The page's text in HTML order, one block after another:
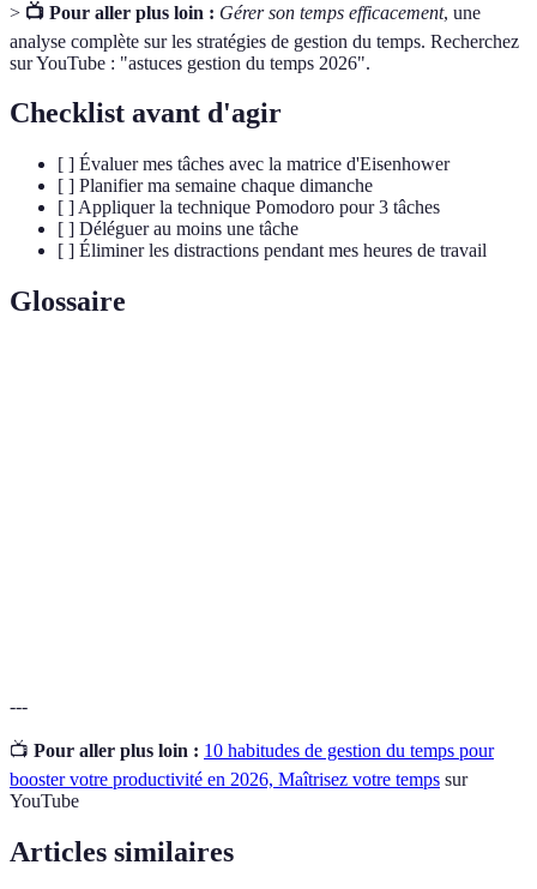
> 📺 Pour aller plus loin : Gérer son temps efficacement, une
analyse complète sur les stratégies de gestion du temps. Recherchez
sur YouTube : "astuces gestion du temps 2026".
Checklist avant d'agir
[ ] Évaluer mes tâches avec la matrice d'Eisenhower
[ ] Planifier ma semaine chaque dimanche
[ ] Appliquer la technique Pomodoro pour 3 tâches
[ ] Déléguer au moins une tâche
[ ] Éliminer les distractions pendant mes heures de travail
Glossaire
---
📺 Pour aller plus loin : 10 habitudes de gestion du temps pour
booster votre productivité en 2026, Maîtrisez votre temps sur
YouTube
Articles similaires